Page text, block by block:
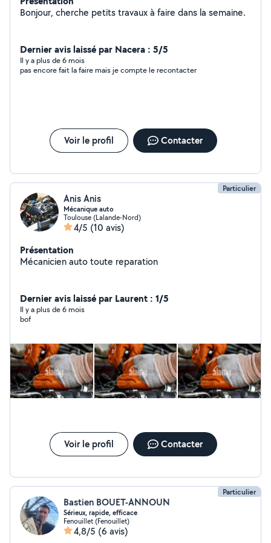
Bonjour, cherche petits travaux à faire dans la semaine.
Dernier avis laissé par Nacera : 5/5
Il y a plus de 6 mois
pas encore fait la faire mais je compte le recontacter
Voir le profil Contacter
Particulier
Anis Anis
Mécanique auto
Toulouse (Lalande-Nord)
4/5 (10 avis)
Présentation
Mécanicien auto toute reparation
Dernier avis laissé par Laurent : 1/5
Il y a plus de 6 mois
bof
Voir le profil Contacter
Particulier
Bastien BOUET-ANNOUN
Sérieux, rapide, efficace
Fenouillet (Fenouillet)
4,8/5 (6 avis)